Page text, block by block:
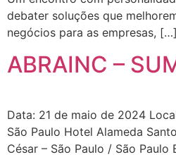
debater soluções que
negócios para as empresas, […]
ABRAINC –
Data: 21 de maio de 2024
São Paulo Hotel Alameda
César – São Paulo / São Paulo